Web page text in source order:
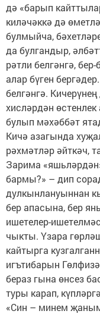
дә «барып
киләчәккә дә
булмыйча,
да булгандыр,
рәтли белгәнгә,
алар бүген
белгәнгә.
хисләрдән өстенлек
булып мәхәббәт
Кичә азагында
рәхмәтләр әйткәч,
Зарима
бармы?» – дип
дулкынлануыннан
бер апасына, бер
ишетелер-
чыкты. Үзара
кайтырга
игътибарын
бераз гына өнсез
туры карап,
«Син – минем